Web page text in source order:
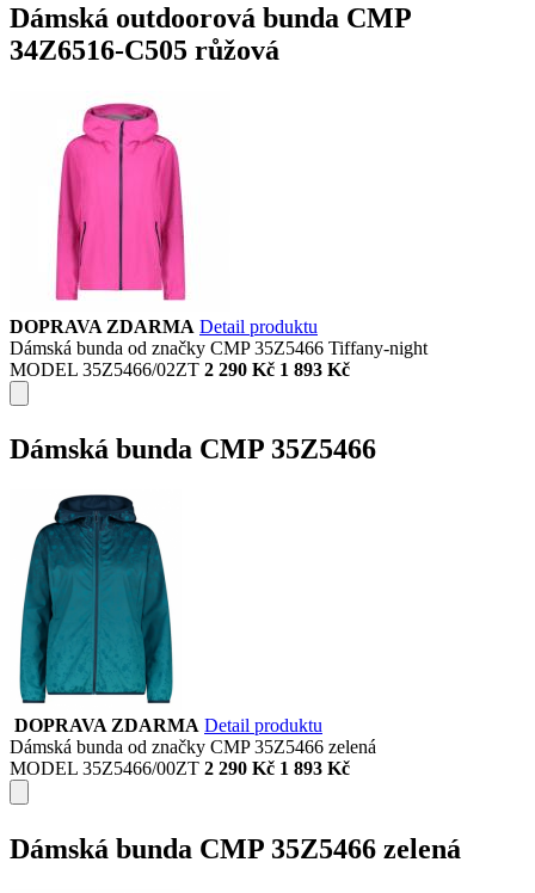
Dámská outdoorová bunda CMP
34Z6516-C505 růžová
DOPRAVA ZDARMA Detail produktu
Dámská bunda od značky CMP 35Z5466 Tiffany-night
MODEL 35Z5466/02ZT 2 290 Kč 1 893 Kč
Dámská bunda CMP 35Z5466
DOPRAVA ZDARMA Detail produktu
Dámská bunda od značky CMP 35Z5466 zelená
MODEL 35Z5466/00ZT 2 290 Kč 1 893 Kč
Dámská bunda CMP 35Z5466 zelená